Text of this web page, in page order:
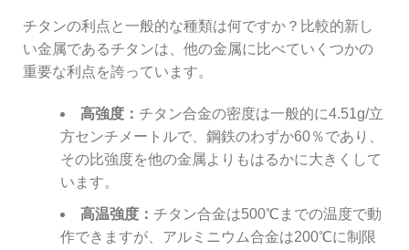
チタンの利点と一般的な種類は何ですか？比較的新し
い金属であるチタンは、他の金属に比べていくつかの
重要な利点を誇っています。
高強度： チタン合金の密度は一般的に4.51g/立
方センチメートルで、鋼鉄のわずか60％であり、
その比強度を他の金属よりもはるかに大きくして
います。
高温強度： チタン合金は500℃までの温度で動
作できますが、アルミニウム合金は200℃に制限